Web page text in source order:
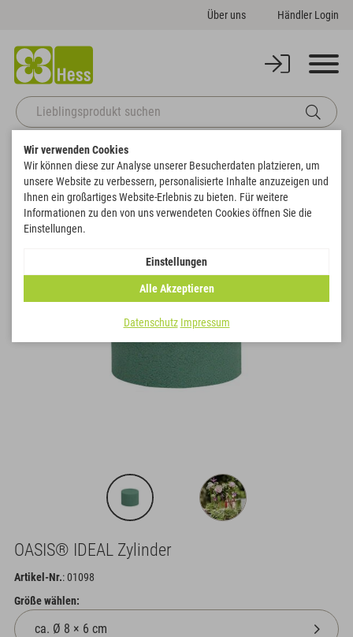
Über uns Händler Login
Startseite Basics Steckschaum
OASIS® IDEAL Zylinder
Zurück zur Artikelübersicht
OASIS® IDEAL Zylinder
Artikel-Nr.: 01098
Größe wählen:
Wir verwenden Cookies
Wir können diese zur Analyse unserer Besucherdaten platzieren, um
unsere Website zu verbessern, personalisierte Inhalte anzuzeigen und
Ihnen ein großartiges Website-Erlebnis zu bieten. Für weitere
Informationen zu den von uns verwendeten Cookies öffnen Sie die
Einstellungen.
Einstellungen
Alle Akzeptieren
Datenschutz Impressum